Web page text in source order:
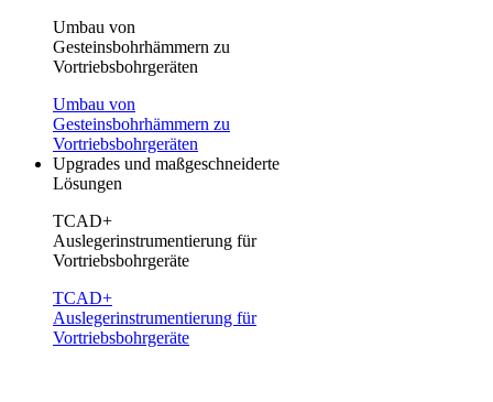
Umbau von
Gesteinsbohrhämmern zu
Vortriebsbohrgeräten
Umbau von
Gesteinsbohrhämmern zu
Vortriebsbohrgeräten
Upgrades und maßgeschneiderte
Lösungen
TCAD+
Auslegerinstrumentierung für
Vortriebsbohrgeräte
TCAD+
Auslegerinstrumentierung für
Vortriebsbohrgeräte